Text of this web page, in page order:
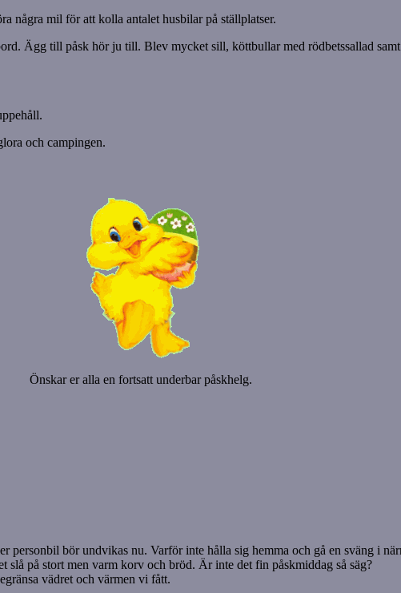
några mil för att kolla antalet husbilar på ställplatser.
Ägg till påsk hör ju till. Blev mycket sill, köttbullar med rödbetssallad
och campingen.
Önskar er alla en fortsatt underbar påskhelg.
personbil bör undvikas nu. Varför inte hålla sig hemma och gå en sväng i
på stort men varm korv och bröd. Är inte det fin påskmiddag så säg?
vädret och värmen vi fått.